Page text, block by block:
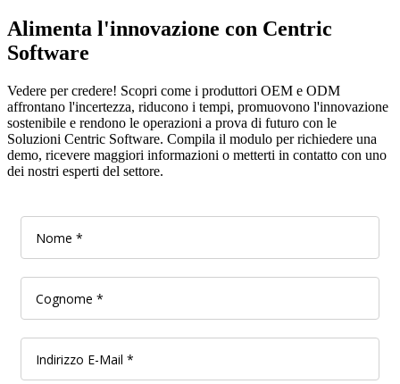
Alimenta l'innovazione con Centric
Software
Vedere per credere! Scopri come i produttori OEM e ODM
affrontano l'incertezza, riducono i tempi, promuovono l'innovazione
sostenibile e rendono le operazioni a prova di futuro con le
Soluzioni Centric Software. Compila il modulo per richiedere una
demo, ricevere maggiori informazioni o metterti in contatto con uno
dei nostri esperti del settore.